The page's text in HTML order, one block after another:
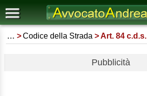
… Codice della Strada Art. 84 c.d.s.
Pubblicità